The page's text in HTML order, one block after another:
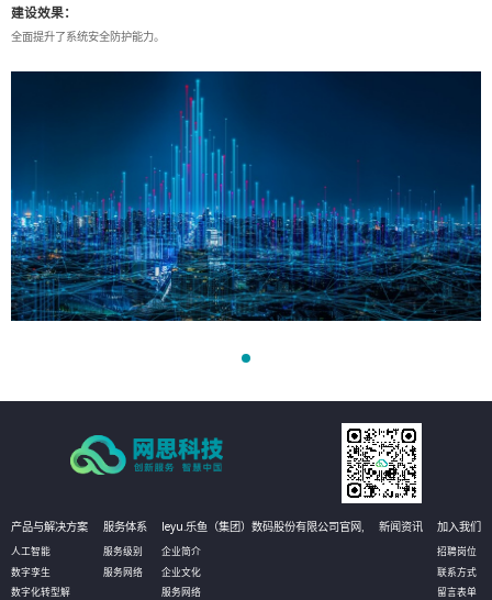
建设效果：
全面提升了系统安全防护能力。
产品与解决方案
人工智能
数字孪生
数字化转型解
服务体系
服务级别
服务网络
leyu.乐鱼（集团）数码股份有限公司官网,
企业简介
企业文化
服务网络
新闻资讯 加入我们
招聘岗位
联系方式
留言表单